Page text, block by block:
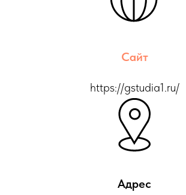
Сайт
https://gstudia1.ru/
Адрес